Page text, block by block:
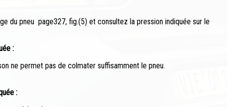
du pneu page327, fig.(5) et consultez la pression indiquée sur le
:
ne permet pas de colmater suffisamment le pneu.
: